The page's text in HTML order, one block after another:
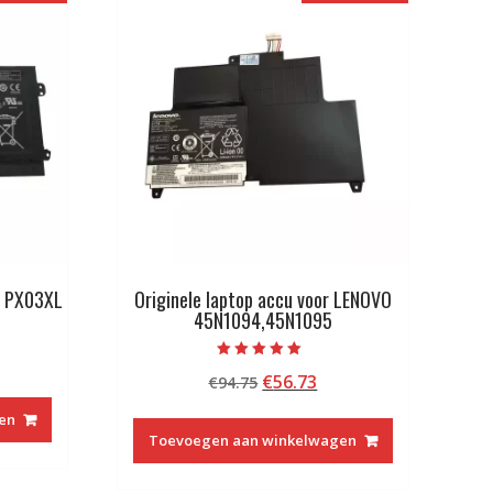
Originele laptop accu voor LENOVO
45N1094,45N1095
5.00
van 5
€94.75 Oorspronkelijke
was:
€94.75.
€56.73
€56.73.
Toevoegen aan winkelwagen